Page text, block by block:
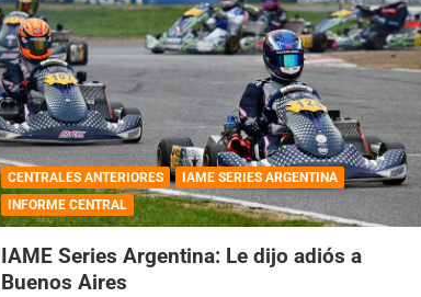
CENTRALES ANTERIORES
IAME SERIES ARGENTINA
INFORME CENTRAL
IAME Series Argentina: Le dijo adiós a
Buenos Aires